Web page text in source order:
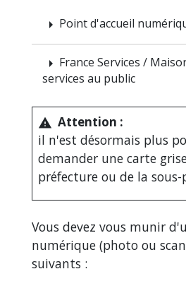
arrow_right Point d'accueil
arrow_right France Services /
services au public
warning Attention :
il n'est désormais plus
demander une carte
préfecture ou de la
Vous devez vous munir
numérique (photo ou
suivants :